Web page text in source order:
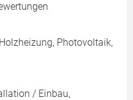
Photovoltaik,
/ Einbau,